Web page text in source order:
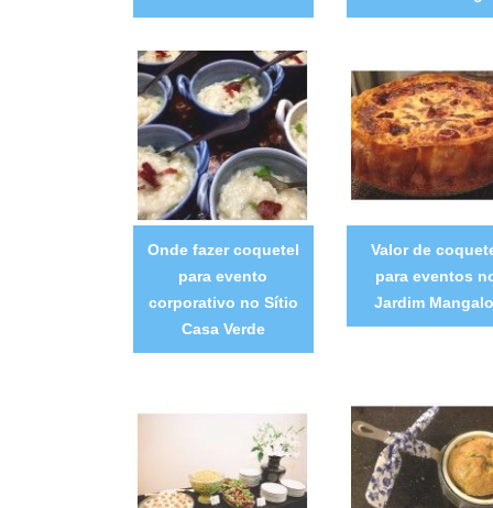
Onde fazer coquetel
para evento
corporativo no Sítio
Casa Verde
Valor de
para eventos
Jardim